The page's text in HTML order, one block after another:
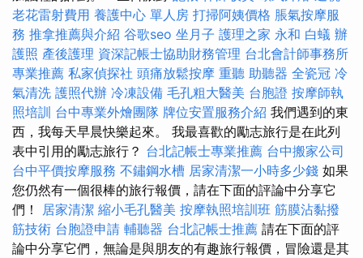
老花雷射費用 養護中心 單人房 打掃阿姨價格 脹氣按摩服
務 推拿推薦與介紹 谷歌seo 坐月子 護理之家 永和 白蟻 辦
護照 產後護理 資深記帳士協助財務管理 台北會計師事務所
專業推薦 私家偵探社 頭痛放鬆按摩 重聽 助聽器 全瓷冠 冷
氣清洗 護照代辦 冷凍設備 毛孔粗大醫美 台胞證 按摩師執
照培訓 台中專業外燴團隊 牌位安置服務介紹 我們遇到的東
西，我每天早晨快樂起來。 我最喜歡的勵志旅行是在此列
表中引用的勵志旅行？ 台北記帳士專業推薦 台中搬家公司
台中平價按摩服務 不鏽鋼水槽 居家清潔一小時多少錢 如果
您仍然有一個很棒的旅行報價，請在下面的評論中分享它
們！ 居家清潔 縮小毛孔醫美 按摩執照培訓班 筋膜沾黏撥
筋技術 台胞證申請 輔聽器 台北記帳士推薦 請在下面的評
論中分享它們，無論是與朋友的有趣旅行報價，冒險還是其